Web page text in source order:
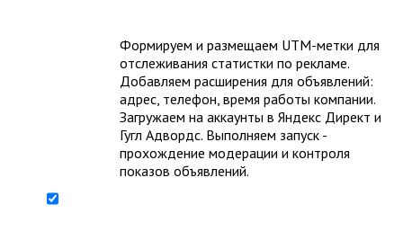
Формируем и размещаем UTM-метки для
отслеживания статистки по рекламе.
Добавляем расширения для объявлений:
адрес, телефон, время работы компании.
Загружаем на аккаунты в Яндекс Директ и
Гугл Адвордс. Выполняем запуск -
прохождение модерации и контроля
показов объявлений.